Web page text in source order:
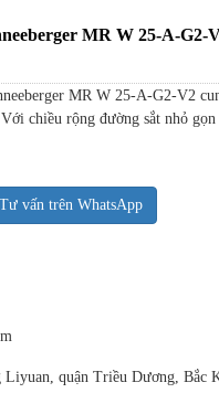
MR W 25-A-G2-
MR W 25-A-G2-V2
chiều rộng đường sắt nhỏ
Tư vấn trên WhatsApp
Liyuan, quận Triều Dương, Bắc